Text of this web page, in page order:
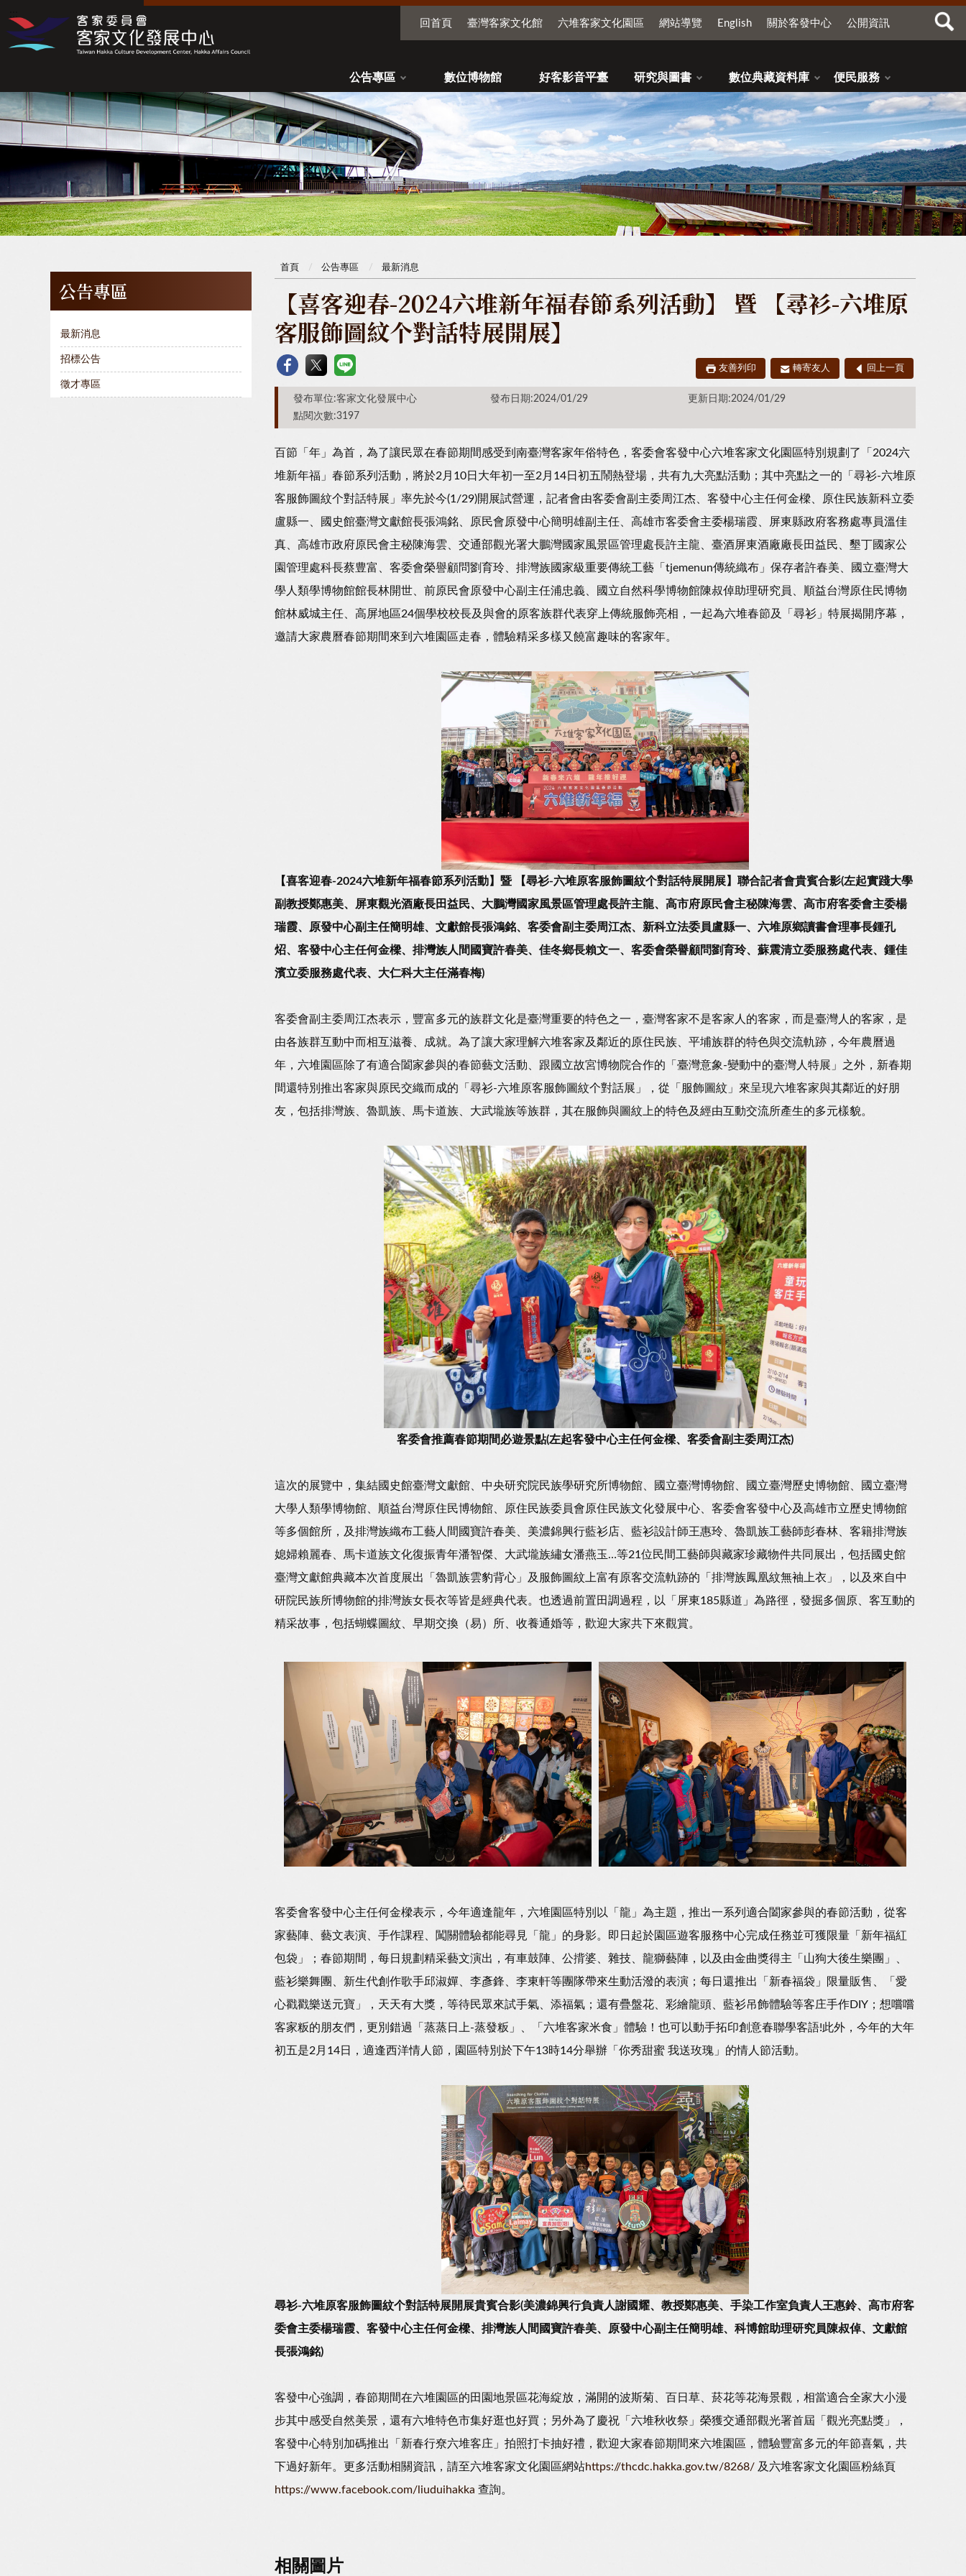
回首頁 臺灣客家文化館 六堆客家文化園區 網站導覽 English 關於客發中心 公開資訊
公告專區 數位博物館 好客影音平臺 研究與圖書 數位典藏資料庫 便民服務
公告專區
最新消息
招標公告
徵才專區
首頁 公告專區 最新消息
【喜客迎春-2024六堆新年福春節系列活動】 暨 【尋衫-六堆原
客服飾圖紋个對話特展開展】
友善列印 轉寄友人 回上一頁
發布單位:客家文化發展中心 發布日期:2024/01/29
更新日期:2024/01/29
點閱次數:3197
百節「年」為首，為了讓民眾在春節期間感受到南臺灣客家年俗特色，客委會客發中心六堆客家文化園區特別規劃了「2024六
堆新年福」春節系列活動，將於2月10日大年初一至2月14日初五鬧熱登場，共有九大亮點活動；其中亮點之一的「尋衫-六堆原
客服飾圖紋个對話特展」率先於今(1/29)開展試營運，記者會由客委會副主委周江杰、客發中心主任何金樑、原住民族新科立委
盧縣一、國史館臺灣文獻館長張鴻銘、原民會原發中心簡明雄副主任、高雄市客委會主委楊瑞霞、屏東縣政府客務處專員溫佳
真、高雄市政府原民會主秘陳海雲、交通部觀光署大鵬灣國家風景區管理處長許主龍、臺酒屏東酒廠廠長田益民、墾丁國家公
園管理處科長蔡豊富、客委會榮譽顧問劉育玲、排灣族國家級重要傳統工藝「tjemenun傳統織布」保存者許春美、國立臺灣大
學人類學博物館館長林開世、前原民會原發中心副主任浦忠義、國立自然科學博物館陳叔倬助理研究員、順益台灣原住民博物
館林威城主任、高屏地區24個學校校長及與會的原客族群代表穿上傳統服飾亮相，一起為六堆春節及「尋衫」特展揭開序幕，
邀請大家農曆春節期間來到六堆園區走春，體驗精采多樣又饒富趣味的客家年。
【喜客迎春-2024六堆新年福春節系列活動】暨 【尋衫-六堆原客服飾圖紋个對話特展開展】聯合記者會貴賓合影(左起實踐大學
副教授鄭惠美、屏東觀光酒廠長田益民、大鵬灣國家風景區管理處長許主龍、高市府原民會主秘陳海雲、高市府客委會主委楊
瑞霞、原發中心副主任簡明雄、文獻館長張鴻銘、客委會副主委周江杰、新科立法委員盧縣一、六堆原鄉讀書會理事長鍾孔
炤、客發中心主任何金樑、排灣族人間國寶許春美、佳冬鄉長賴文一、客委會榮譽顧問劉育玲、蘇震清立委服務處代表、鍾佳
濱立委服務處代表、大仁科大主任滿春梅)
客委會副主委周江杰表示，豐富多元的族群文化是臺灣重要的特色之一，臺灣客家不是客家人的客家，而是臺灣人的客家，是
由各族群互動中而相互滋養、成就。為了讓大家理解六堆客家及鄰近的原住民族、平埔族群的特色與交流軌跡，今年農曆過
年，六堆園區除了有適合闔家參與的春節藝文活動、跟國立故宮博物院合作的「臺灣意象-變動中的臺灣人特展」之外，新春期
間還特別推出客家與原民交織而成的「尋衫-六堆原客服飾圖紋个對話展」，從「服飾圖紋」來呈現六堆客家與其鄰近的好朋
友，包括排灣族、魯凱族、馬卡道族、大武壠族等族群，其在服飾與圖紋上的特色及經由互動交流所產生的多元樣貌。
客委會推薦春節期間必遊景點(左起客發中心主任何金樑、客委會副主委周江杰)
這次的展覽中，集結國史館臺灣文獻館、中央研究院民族學研究所博物館、國立臺灣博物館、國立臺灣歷史博物館、國立臺灣
大學人類學博物館、順益台灣原住民博物館、原住民族委員會原住民族文化發展中心、客委會客發中心及高雄市立歷史博物館
等多個館所，及排灣族織布工藝人間國寶許春美、美濃錦興行藍衫店、藍衫設計師王惠玲、魯凱族工藝師彭春林、客籍排灣族
媳婦賴麗春、馬卡道族文化復振青年潘智傑、大武壠族繡女潘燕玉…等21位民間工藝師與藏家珍藏物件共同展出，包括國史館
臺灣文獻館典藏本次首度展出「魯凱族雲豹背心」及服飾圖紋上富有原客交流軌跡的「排灣族鳳凰紋無袖上衣」，以及來自中
研院民族所博物館的排灣族女長衣等皆是經典代表。也透過前置田調過程，以「屏東185縣道」為路徑，發掘多個原、客互動的
精采故事，包括蝴蝶圖紋、早期交換（易）所、收養通婚等，歡迎大家共下來觀賞。
客委會客發中心主任何金樑表示，今年適逢龍年，六堆園區特別以「龍」為主題，推出一系列適合闔家參與的春節活動，從客
家藝陣、藝文表演、手作課程、闖關體驗都能尋見「龍」的身影。即日起於園區遊客服務中心完成任務並可獲限量「新年福紅
包袋」；春節期間，每日規劃精采藝文演出，有車鼓陣、公揹婆、雜技、龍獅藝陣，以及由金曲獎得主「山狗大後生樂團」、
藍衫樂舞團、新生代創作歌手邱淑嬋、李彥鋒、李東軒等團隊帶來生動活潑的表演；每日還推出「新春福袋」限量販售、「愛
心戳戳樂送元寶」，天天有大獎，等待民眾來試手氣、添福氣；還有疊盤花、彩繪龍頭、藍衫吊飾體驗等客庄手作DIY；想嚐嚐
客家粄的朋友們，更別錯過「蒸蒸日上-蒸發粄」、「六堆客家米食」體驗！也可以動手拓印創意春聯學客語!此外，今年的大年
初五是2月14日，適逢西洋情人節，園區特別於下午13時14分舉辦「你秀甜蜜 我送玫瑰」的情人節活動。
尋衫-六堆原客服飾圖紋个對話特展開展貴賓合影(美濃錦興行負責人謝國耀、教授鄭惠美、手染工作室負責人王惠鈴、高市府客
委會主委楊瑞霞、客發中心主任何金樑、排灣族人間國寶許春美、原發中心副主任簡明雄、科博館助理研究員陳叔倬、文獻館
長張鴻銘)
客發中心強調，春節期間在六堆園區的田園地景區花海綻放，滿開的波斯菊、百日草、菸花等花海景觀，相當適合全家大小漫
步其中感受自然美景，還有六堆特色市集好逛也好買；另外為了慶祝「六堆秋收祭」榮獲交通部觀光署首屆「觀光亮點獎」，
客發中心特別加碼推出「新春行尞六堆客庄」拍照打卡抽好禮，歡迎大家春節期間來六堆園區，體驗豐富多元的年節喜氣，共
下過好新年。更多活動相關資訊，請至六堆客家文化園區網站https://thcdc.hakka.gov.tw/8268/ 及六堆客家文化園區粉絲頁
https://www.facebook.com/liuduihakka 查詢。
相關圖片